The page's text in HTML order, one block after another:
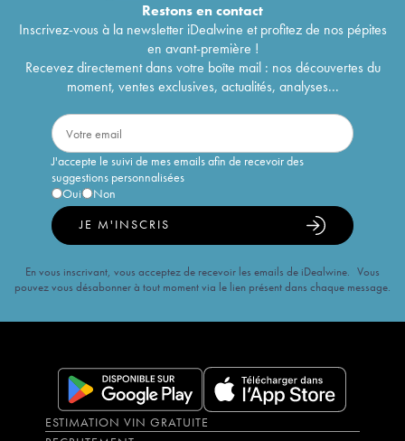
Restons encontact
Inscrivez-vous à la newsletter iDealwine et profitez de nos pépites
en avant-première !
Recevez directement dans votre boîte mail : nos découvertes du
moment, ventes exclusives, actualités, analyses...
J'accepte le suivi de mes emails afin de recevoir des
suggestions personnalisées
Oui
Non
JE M'INSCRIS
En vous inscrivant, vous acceptez de recevoir les emails de iDealwine. Vous
pouvez vous désabonner à tout moment via le lien présent dans chaque message.
ESTIMATION VIN GRATUITE